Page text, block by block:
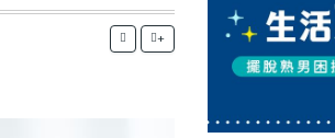
+